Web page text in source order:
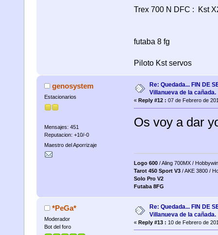
Trex 700 N DFC : Kst
futaba 8 fg
Piloto Kst servos
genosystem
Estacionarios
Mensajes: 451
Reputacion: +10/-0
Maestro del Aporrizaje
Re: Quedada... FIN DE
Villanueva de la cañada.
« Reply #12 : 07 de Febrero de
Os voy a dar
Logo 600 / Aling 700MX /
Tarot 450 Sport V3/ AKE 3800 /
Solo Pro V2
Futaba 8FG
*PeGa*
Moderador
Bot del foro
Re: Quedada... FIN DE
Villanueva de la cañada.
« Reply #13 : 10 de Febrero de